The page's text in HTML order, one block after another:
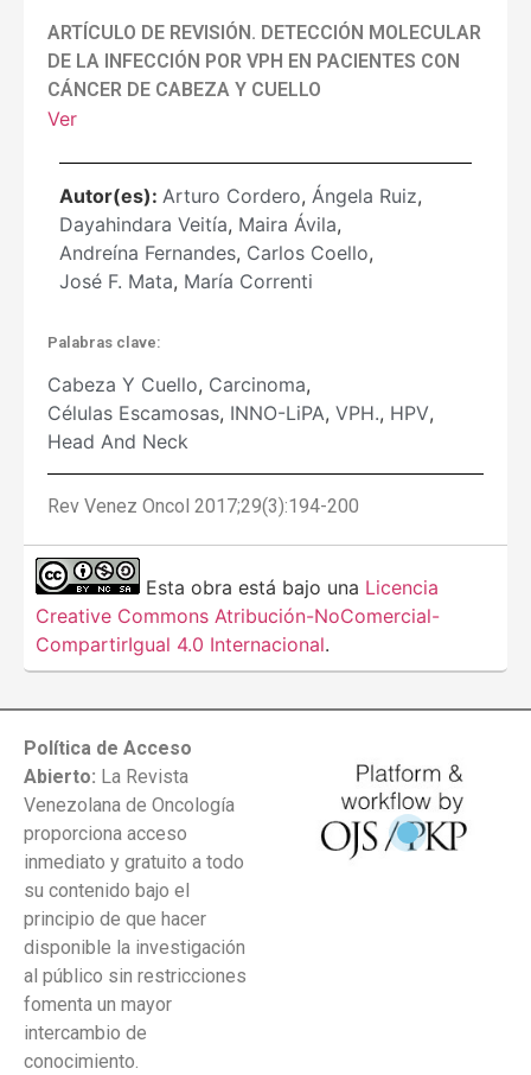
ARTÍCULO DE REVISIÓN. DETECCIÓN MOLECULAR
DE LA INFECCIÓN POR VPH EN PACIENTES CON
CÁNCER DE CABEZA Y CUELLO
Ver
Autor(es): Arturo Cordero, Ángela Ruiz,
Dayahindara Veitía, Maira Ávila,
Andreína Fernandes, Carlos Coello,
José F. Mata, María Correnti
Palabras clave:
Cabeza Y Cuello, Carcinoma,
Células Escamosas, INNO-LiPA, VPH., HPV,
Head And Neck
Rev Venez Oncol 2017;29(3):194-200
Esta obra está bajo una Licencia
Creative Commons Atribución-NoComercial-
CompartirIgual 4.0 Internacional.
Política de Acceso
Abierto: La Revista
Venezolana de Oncología
proporciona acceso
inmediato y gratuito a todo
su contenido bajo el
principio de que hacer
disponible la investigación
al público sin restricciones
fomenta un mayor
intercambio de
conocimiento.